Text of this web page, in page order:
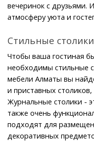
вечеринок с друзьями.
атмосферу уюта и
Стильные
Чтобы ваша гостиная
необходимы стильные
мебели Алматы вы
и приставных
Журнальные столики -
также очень
подходят для
декоративных